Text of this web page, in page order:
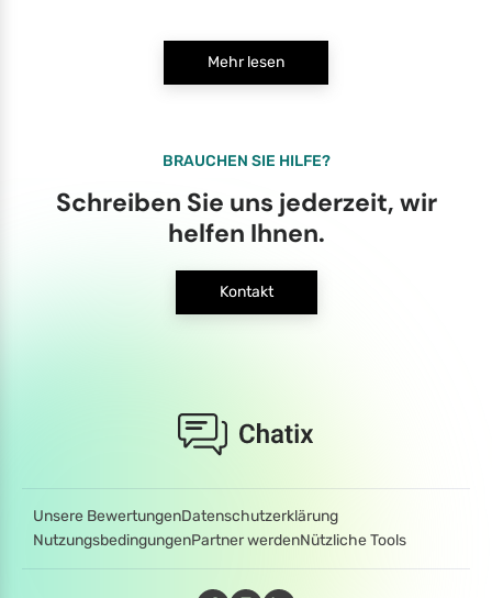
Mehr lesen
BRAUCHEN SIE HILFE?
Schreiben Sie uns jederzeit, wir
helfen Ihnen.
Kontakt
Unsere BewertungenDatenschutzerklärung
NutzungsbedingungenPartner werdenNützliche Tools